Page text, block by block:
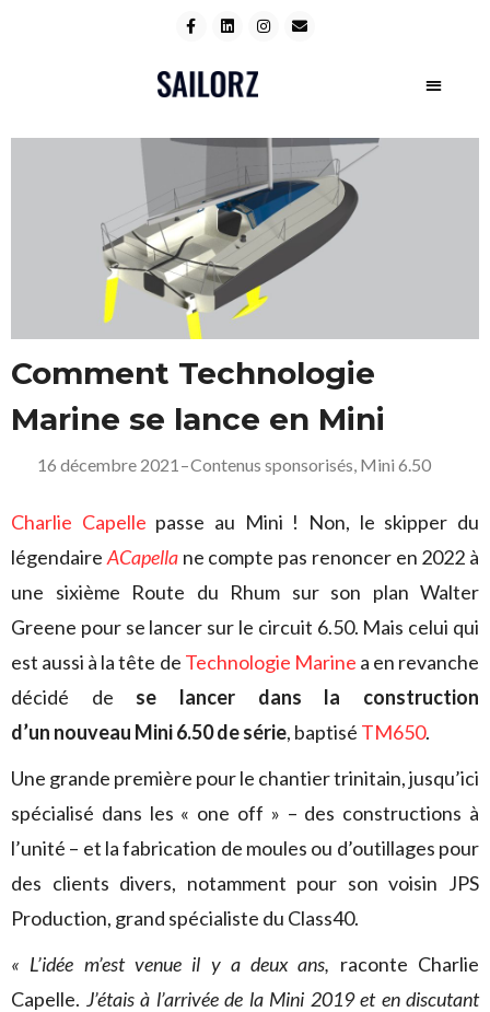
Comment Technologie
Marine se lance en Mini
16 décembre 2021 –Contenus sponsorisés, Mini 6.50
Charlie Capelle passe au Mini ! Non, le skipper du
légendaire ACapellane compte pas renoncer en 2022 à
une sixième Route du Rhum sur son plan Walter
Greene pour se lancer sur le circuit 6.50. Mais celui qui
est aussi à la tête de Technologie Marine a en revanche
décidé de se lancer dans la construction
d’un nouveau Mini 6.50 de série, baptisé TM650.
Une grande première pour le chantier trinitain, jusqu’ici
spécialisé dans les « one off » – des constructions à
l’unité – et la fabrication de moules ou d’outillages pour
des clients divers, notamment pour son voisin JPS
Production, grand spécialiste du Class40.
« L’idée m’est venue il y a deux ans, raconte Charlie
Capelle. J’étais à l’arrivée de la Mini 2019 et en discutant